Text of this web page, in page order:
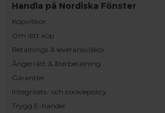
Handla på Nordiska Fönster
Köpvillkor
Om ditt köp
Betalnings & leveransvillkor
Ångerrätt & återbetalning
Garantier
Integritets- och cookiepolicy
Trygg E-handel